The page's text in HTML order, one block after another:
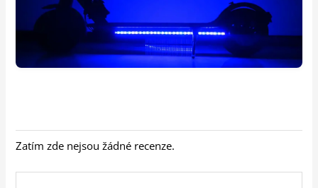
Zatím zde nejsou žádné recenze.